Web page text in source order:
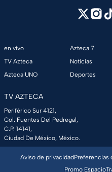
en vivo
TV Azteca
Azteca UNO
Azteca 7
Noticias
Deportes
TV AZTECA
Periférico Sur 4121,
Col. Fuentes Del Pedregal,
C.P. 14141,
Ciudad De México, México.
Aviso de privacidadPreferencias
Promo Espacio